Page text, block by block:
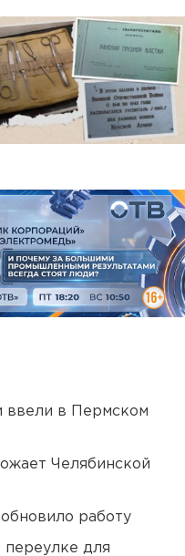
ввели в Пермском
Челябинской
работу
для